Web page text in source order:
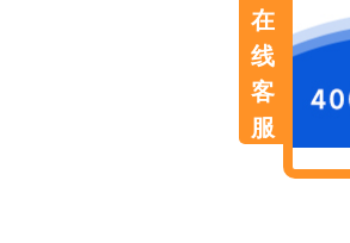
在
线
客
服